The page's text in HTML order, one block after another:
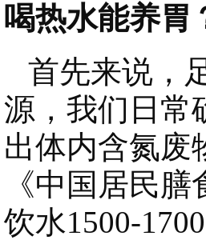
喝热水能养胃
首先来说，
源，我们日常
出体内含氮废
《中国居民
饮水1500-